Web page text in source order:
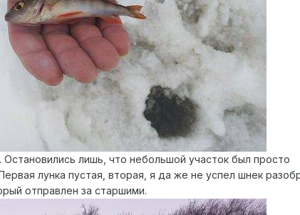
Остановились лишь, что небольшой участок был просто
лунка пустая, вторая, я да же не успел шнек
отправлен за старшими.